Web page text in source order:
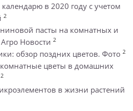
в 2020 году с учетом
2
пасты на комнатных и
Новости 2
обзор поздних цветов. Фото 2
цветы в домашних
2
в жизни растений